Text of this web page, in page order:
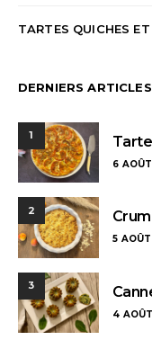
TARTES QUICHES
DERNIERS ARTICLES
1
6
2
5
3
4